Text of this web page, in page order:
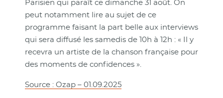
Parisien qui paraît ce dimanche 31 août. On
peut notamment lire au sujet de ce
programme faisant la part belle aux interviews
qui sera diffusé les samedis de 10h à 12h : « Il y
recevra un artiste de la chanson française pour
des moments de confidences ».
Source : Ozap – 01.09.2025